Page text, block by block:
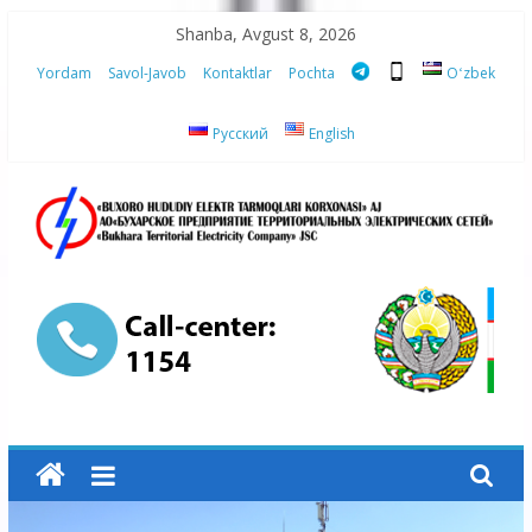
content
Shanba, Avgust 8, 2026
Yordam Savol-Javob Kontaktlar Pochta Oʻzbek
Русский English
“Buxoro
hududiy
elektr
tarmoqlari